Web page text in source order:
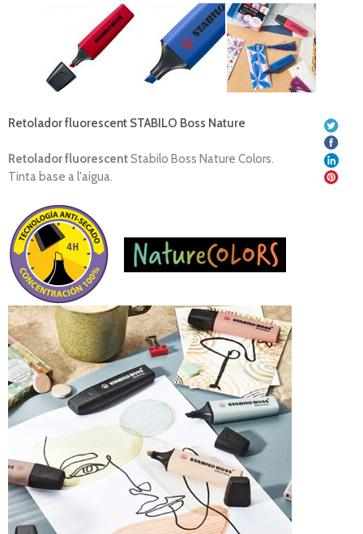
Retolador fluorescent STABILO Boss Nature
Retolador fluorescentStabilo Boss Nature Colors.
Tinta base a l'aigua.